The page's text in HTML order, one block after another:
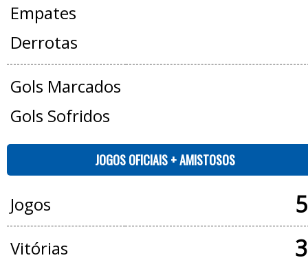
Empates
Derrotas
Gols Marcados
Gols Sofridos
JOGOS OFICIAIS + AMISTOSOS
Jogos
Vitórias